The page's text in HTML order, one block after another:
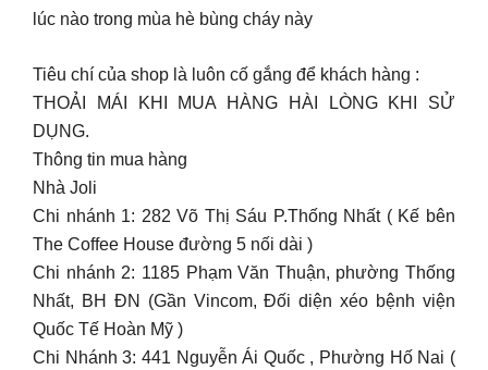
lúc nào trong mùa hè bùng cháy này
Tiêu chí của shop là luôn cố gắng để khách hàng :
THOẢI MÁI KHI MUA HÀNG HÀI LÒNG KHI SỬ
DỤNG.
Thông tin mua hàng
Nhà Joli
Chi nhánh 1: 282 Võ Thị Sáu P.Thống Nhất ( Kế bên
The Coffee House đường 5 nối dài )
Chi nhánh 2: 1185 Phạm Văn Thuận, phường Thống
Nhất, BH ĐN (Gần Vincom, Đối diện xéo bệnh viện
Quốc Tế Hoàn Mỹ )
Chi Nhánh 3: 441 Nguyễn Ái Quốc , Phường Hố Nai (